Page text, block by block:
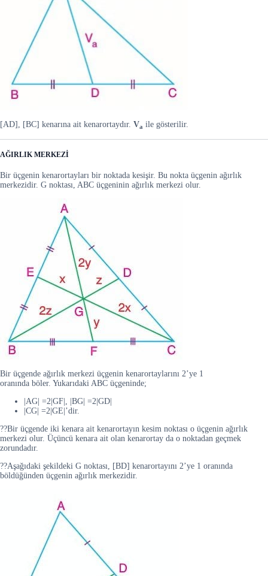
[AD], [BC] kenarına ait kenarortaydır. Va ile gösterilir.
AĞIRLIK MERKEZİ
Bir üçgenin kenarortayları bir noktada kesişir. Bu nokta üçgenin ağırlık
merkezidir. G noktası, ABC üçgeninin ağırlık merkezi olur.
Bir üçgende ağırlık merkezi üçgenin kenarortaylarını 2’ye 1
oranında böler. Yukarıdaki ABC üçgeninde;
|AG| =2|GF|, |BG| =2|GD|
|CG| =2|GE|’dir.
??Bir üçgende iki kenara ait kenarortayın kesim noktası o üçgenin ağırlık
merkezi olur. Üçüncü kenara ait olan kenarortay da o noktadan geçmek
zorundadır.
??Aşağıdaki şekildeki G noktası, [BD] kenarortayını 2’ye 1 oranında
böldüğünden üçgenin ağırlık merkezidir.